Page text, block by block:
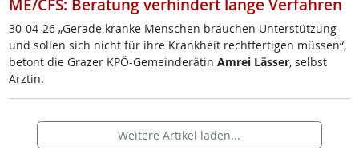
ME/CFS: Beratung verhindert lange Verfahren
30-04-26 „Ge­ra­de kran­ke Men­schen brau­chen Un­ter­stüt­zung
und sol­len sich nicht für ih­re Krank­heit recht­fer­ti­gen müs­sen“,
be­tont die Gra­zer KPÖ-Ge­mein­de­rä­tin Am­rei Läs­ser, selbst
Ärz­tin.
Weitere Artikel laden...